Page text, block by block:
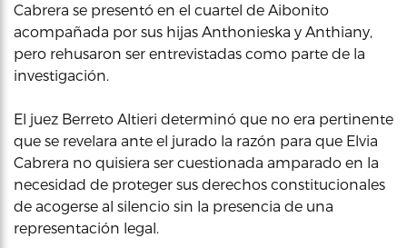
Cabrera se presentó en el cuartel de Aibonito
acompañada por sus hijas Anthonieska y Anthiany,
pero rehusaron ser entrevistadas como parte de la
investigación.
El juez Berreto Altieri determinó que no era pertinente
que se revelara ante el jurado la razón para que Elvia
Cabrera no quisiera ser cuestionada amparado en la
necesidad de proteger sus derechos constitucionales
de acogerse al silencio sin la presencia de una
representación legal.